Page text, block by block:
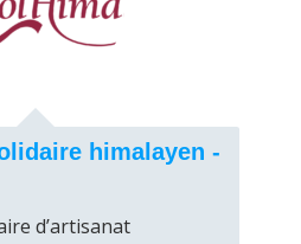
himalayen -
d’artisanat